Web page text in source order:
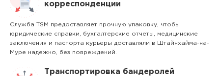
корреспонденции
Служба TSM предоставляет прочную упаковку, чтобы
юридические справки, бухгалтерские отчеты, медицинские
заключения и паспорта курьеры доставляли в Штайнхайма-на-
Муре надежно, без повреждений.
Транспортировка бандеролей